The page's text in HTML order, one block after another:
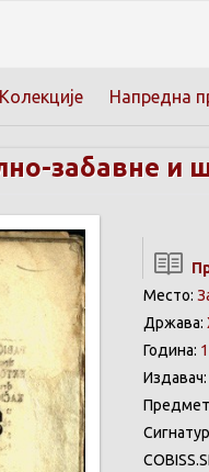
Колекције Напредна
забавне и
Место:
Држава:
Година:
Издавач: